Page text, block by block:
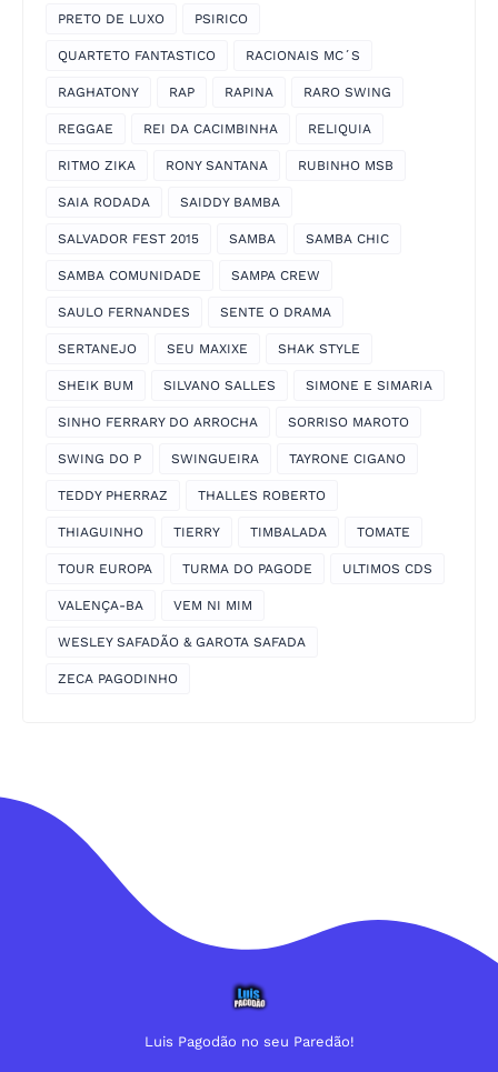
PRETO DE LUXO PSIRICO
QUARTETO FANTASTICO RACIONAIS MC´S
RAGHATONY RAP RAPINA RARO SWING
REGGAE REI DA CACIMBINHA RELIQUIA
RITMO ZIKA RONY SANTANA RUBINHO MSB
SAIA RODADA SAIDDY BAMBA
SALVADOR FEST 2015 SAMBA SAMBA CHIC
SAMBA COMUNIDADE SAMPA CREW
SAULO FERNANDES SENTE O DRAMA
SERTANEJO SEU MAXIXE SHAK STYLE
SHEIK BUM SILVANO SALLES SIMONE E SIMARIA
SINHO FERRARY DO ARROCHA SORRISO MAROTO
SWING DO P SWINGUEIRA TAYRONE CIGANO
TEDDY PHERRAZ THALLES ROBERTO
THIAGUINHO TIERRY TIMBALADA TOMATE
TOUR EUROPA TURMA DO PAGODE ULTIMOS CDS
VALENÇA-BA VEM NI MIM
WESLEY SAFADÃO & GAROTA SAFADA
ZECA PAGODINHO
Luis Pagodão no seu Paredão!